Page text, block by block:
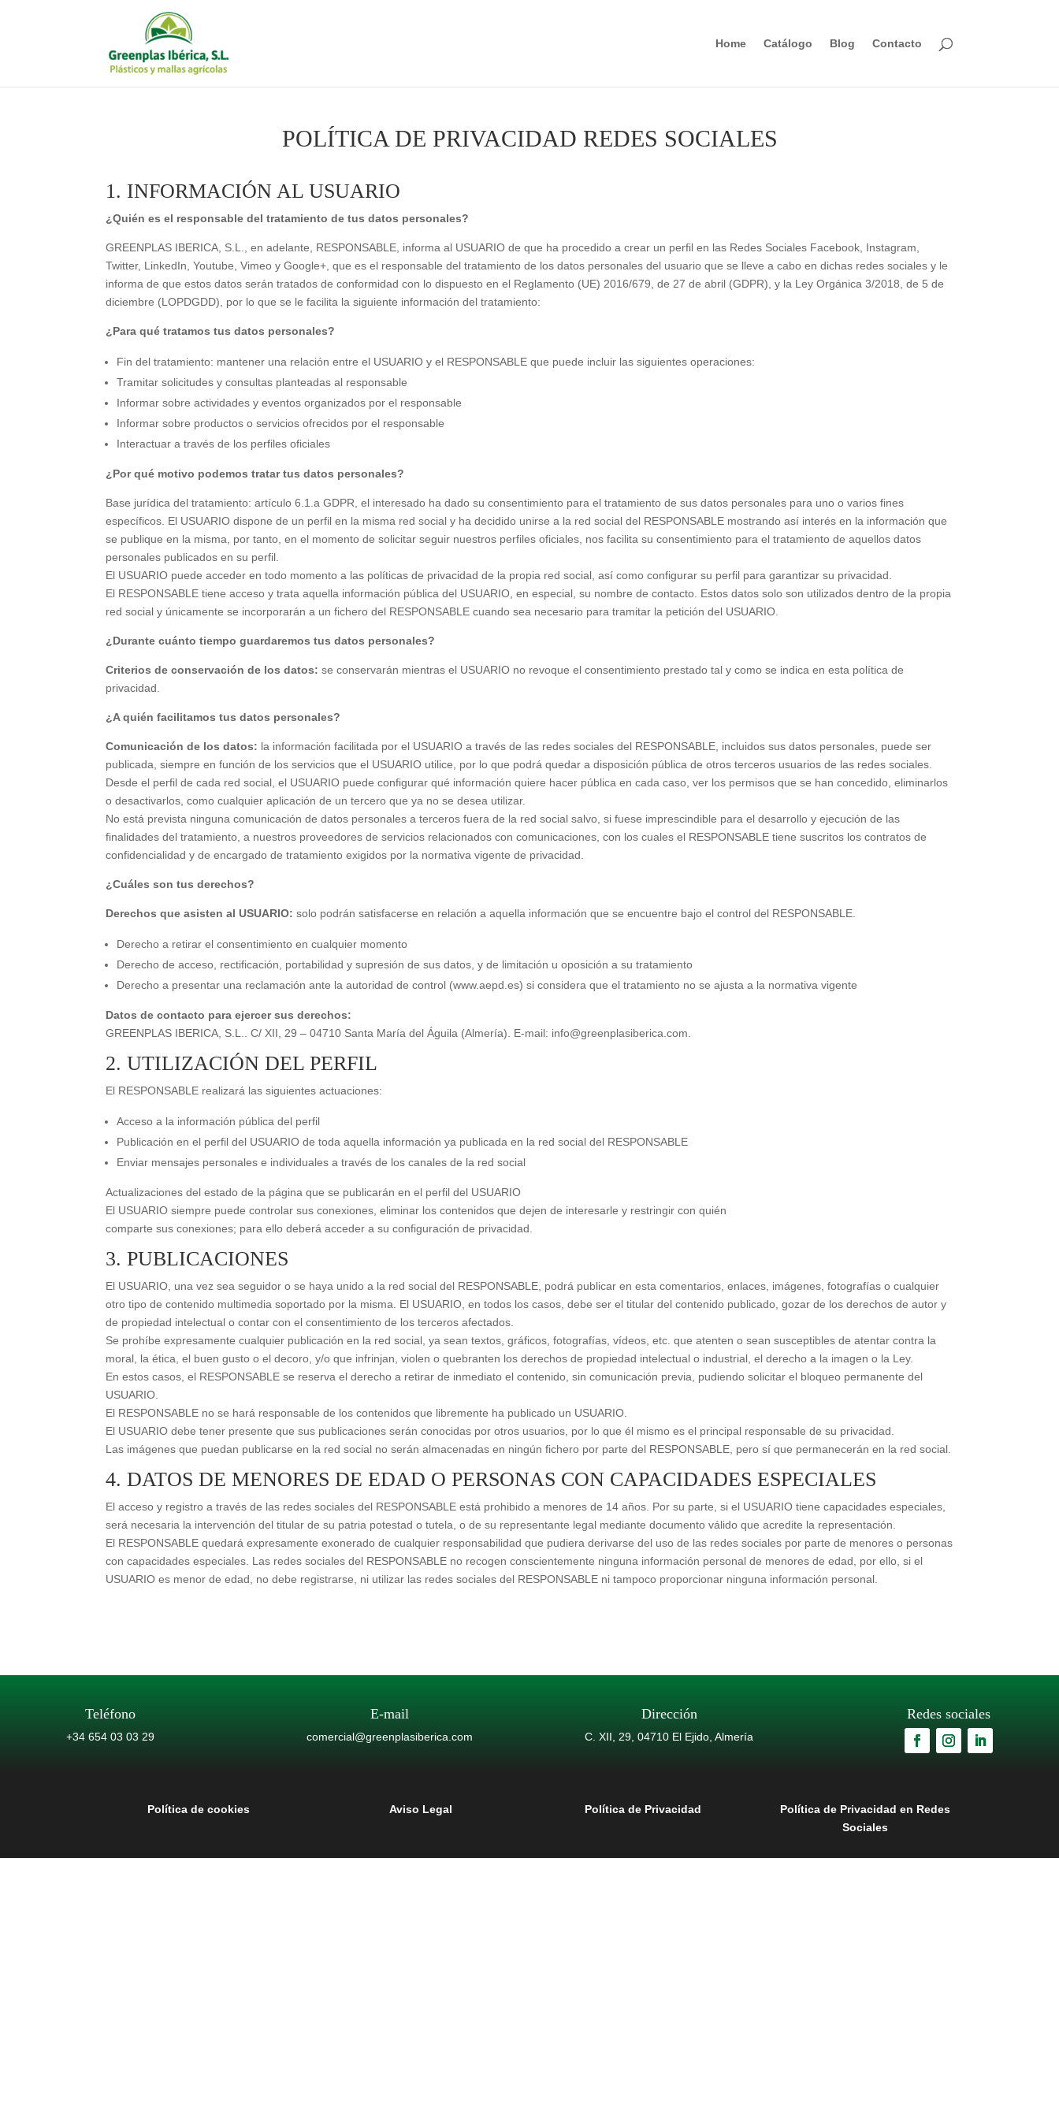
Home Catálogo Blog Contacto
POLÍTICA DE PRIVACIDAD REDES SOCIALES
1. INFORMACIÓN AL USUARIO
¿Quién es el responsable del tratamiento de tus datos personales?
GREENPLAS IBERICA, S.L., en adelante, RESPONSABLE, informa al USUARIO de que ha procedido a crear un perfil en las Redes Sociales Facebook, Instagram,
Twitter, LinkedIn, Youtube, Vimeo y Google+, que es el responsable del tratamiento de los datos personales del usuario que se lleve a cabo en dichas redes sociales y le
informa de que estos datos serán tratados de conformidad con lo dispuesto en el Reglamento (UE) 2016/679, de 27 de abril (GDPR), y la Ley Orgánica 3/2018, de 5 de
diciembre (LOPDGDD), por lo que se le facilita la siguiente información del tratamiento:
¿Para qué tratamos tus datos personales?
Fin del tratamiento: mantener una relación entre el USUARIO y el RESPONSABLE que puede incluir las siguientes operaciones:
Tramitar solicitudes y consultas planteadas al responsable
Informar sobre actividades y eventos organizados por el responsable
Informar sobre productos o servicios ofrecidos por el responsable
Interactuar a través de los perfiles oficiales
¿Por qué motivo podemos tratar tus datos personales?
Base jurídica del tratamiento: artículo 6.1.a GDPR, el interesado ha dado su consentimiento para el tratamiento de sus datos personales para uno o varios fines
específicos. El USUARIO dispone de un perfil en la misma red social y ha decidido unirse a la red social del RESPONSABLE mostrando así interés en la información que
se publique en la misma, por tanto, en el momento de solicitar seguir nuestros perfiles oficiales, nos facilita su consentimiento para el tratamiento de aquellos datos
personales publicados en su perfil.
El USUARIO puede acceder en todo momento a las políticas de privacidad de la propia red social, así como configurar su perfil para garantizar su privacidad.
El RESPONSABLE tiene acceso y trata aquella información pública del USUARIO, en especial, su nombre de contacto. Estos datos solo son utilizados dentro de la propia
red social y únicamente se incorporarán a un fichero del RESPONSABLE cuando sea necesario para tramitar la petición del USUARIO.
¿Durante cuánto tiempo guardaremos tus datos personales?
Criterios de conservación de los datos: se conservarán mientras el USUARIO no revoque el consentimiento prestado tal y como se indica en esta política de
privacidad.
¿A quién facilitamos tus datos personales?
Comunicación de los datos: la información facilitada por el USUARIO a través de las redes sociales del RESPONSABLE, incluidos sus datos personales, puede ser
publicada, siempre en función de los servicios que el USUARIO utilice, por lo que podrá quedar a disposición pública de otros terceros usuarios de las redes sociales.
Desde el perfil de cada red social, el USUARIO puede configurar qué información quiere hacer pública en cada caso, ver los permisos que se han concedido, eliminarlos
o desactivarlos, como cualquier aplicación de un tercero que ya no se desea utilizar.
No está prevista ninguna comunicación de datos personales a terceros fuera de la red social salvo, si fuese imprescindible para el desarrollo y ejecución de las
finalidades del tratamiento, a nuestros proveedores de servicios relacionados con comunicaciones, con los cuales el RESPONSABLE tiene suscritos los contratos de
confidencialidad y de encargado de tratamiento exigidos por la normativa vigente de privacidad.
¿Cuáles son tus derechos?
Derechos que asisten al USUARIO: solo podrán satisfacerse en relación a aquella información que se encuentre bajo el control del RESPONSABLE.
Derecho a retirar el consentimiento en cualquier momento
Derecho de acceso, rectificación, portabilidad y supresión de sus datos, y de limitación u oposición a su tratamiento
Derecho a presentar una reclamación ante la autoridad de control (www.aepd.es) si considera que el tratamiento no se ajusta a la normativa vigente
Datos de contacto para ejercer sus derechos:
GREENPLAS IBERICA, S.L.. C/ XII, 29 – 04710 Santa María del Águila (Almería). E-mail: info@greenplasiberica.com.
2. UTILIZACIÓN DEL PERFIL
El RESPONSABLE realizará las siguientes actuaciones:
Acceso a la información pública del perfil
Publicación en el perfil del USUARIO de toda aquella información ya publicada en la red social del RESPONSABLE
Enviar mensajes personales e individuales a través de los canales de la red social
Actualizaciones del estado de la página que se publicarán en el perfil del USUARIO
El USUARIO siempre puede controlar sus conexiones, eliminar los contenidos que dejen de interesarle y restringir con quién
comparte sus conexiones; para ello deberá acceder a su configuración de privacidad.
3. PUBLICACIONES
El USUARIO, una vez sea seguidor o se haya unido a la red social del RESPONSABLE, podrá publicar en esta comentarios, enlaces, imágenes, fotografías o cualquier
otro tipo de contenido multimedia soportado por la misma. El USUARIO, en todos los casos, debe ser el titular del contenido publicado, gozar de los derechos de autor y
de propiedad intelectual o contar con el consentimiento de los terceros afectados.
Se prohíbe expresamente cualquier publicación en la red social, ya sean textos, gráficos, fotografías, vídeos, etc. que atenten o sean susceptibles de atentar contra la
moral, la ética, el buen gusto o el decoro, y/o que infrinjan, violen o quebranten los derechos de propiedad intelectual o industrial, el derecho a la imagen o la Ley.
En estos casos, el RESPONSABLE se reserva el derecho a retirar de inmediato el contenido, sin comunicación previa, pudiendo solicitar el bloqueo permanente del
USUARIO.
El RESPONSABLE no se hará responsable de los contenidos que libremente ha publicado un USUARIO.
El USUARIO debe tener presente que sus publicaciones serán conocidas por otros usuarios, por lo que él mismo es el principal responsable de su privacidad.
Las imágenes que puedan publicarse en la red social no serán almacenadas en ningún fichero por parte del RESPONSABLE, pero sí que permanecerán en la red social.
4. DATOS DE MENORES DE EDAD O PERSONAS CON CAPACIDADES ESPECIALES
El acceso y registro a través de las redes sociales del RESPONSABLE está prohibido a menores de 14 años. Por su parte, si el USUARIO tiene capacidades especiales,
será necesaria la intervención del titular de su patria potestad o tutela, o de su representante legal mediante documento válido que acredite la representación.
El RESPONSABLE quedará expresamente exonerado de cualquier responsabilidad que pudiera derivarse del uso de las redes sociales por parte de menores o personas
con capacidades especiales. Las redes sociales del RESPONSABLE no recogen conscientemente ninguna información personal de menores de edad, por ello, si el
USUARIO es menor de edad, no debe registrarse, ni utilizar las redes sociales del RESPONSABLE ni tampoco proporcionar ninguna información personal.
Teléfono
+34 654 03 03 29
E-mail
comercial@greenplasiberica.com
Dirección
C. XII, 29, 04710 El Ejido, Almería
Redes sociales
Política de cookies Aviso Legal Política de Privacidad
Política de Privacidad en Redes
Sociales